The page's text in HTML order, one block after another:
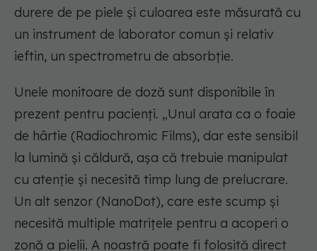
durere de pe piele și culoarea este măsurată cu
un instrument de laborator comun și relativ
ieftin, un spectrometru de absorbție.
Unele monitoare de doză sunt disponibile în
prezent pentru pacienți. „Unul arata ca o foaie
de hârtie (Radiochromic Films), dar este sensibil
la lumină și căldură, așa că trebuie manipulat
cu atenție și necesită timp lung de prelucrare.
Un alt senzor (NanoDot), care este scump și
necesită multiple matrițele pentru a acoperi o
zonă a pielii. A noastră poate fi folosită direct